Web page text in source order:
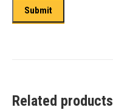
Related products